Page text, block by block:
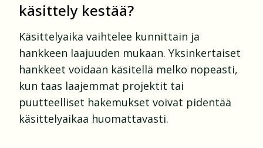
käsittely kestää?
Käsittelyaika vaihtelee kunnittain ja
hankkeen laajuuden mukaan. Yksinkertaiset
hankkeet voidaan käsitellä melko nopeasti,
kun taas laajemmat projektit tai
puutteelliset hakemukset voivat pidentää
käsittelyaikaa huomattavasti.